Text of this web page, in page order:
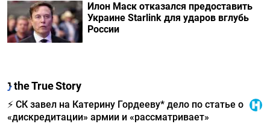
Илон Маск отказался предоставить
Украине Starlink для ударов вглубь
России